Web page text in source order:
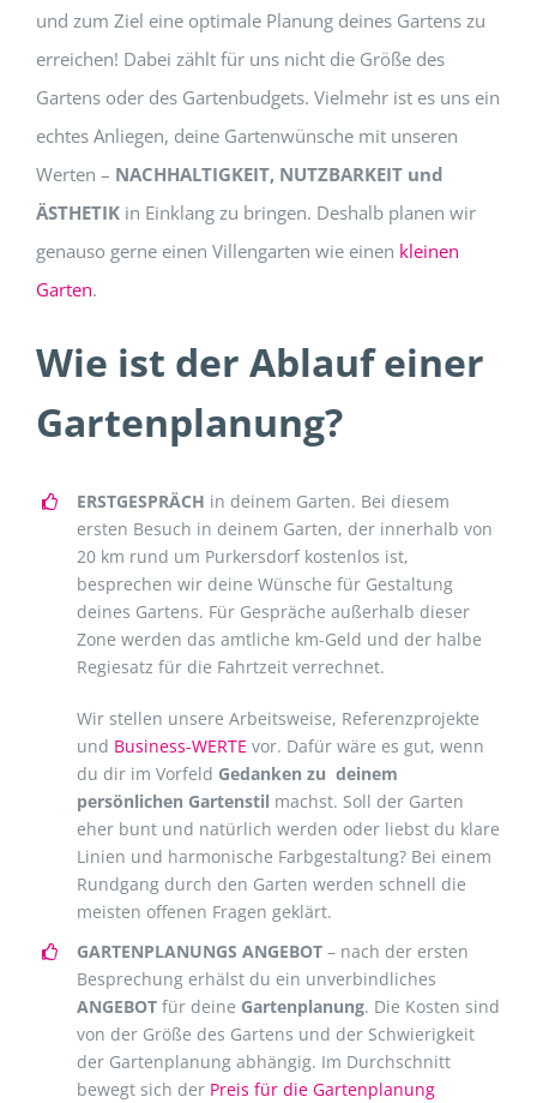
und zum Ziel eine optimale Planung deines Gartens zu
erreichen! Dabei zählt für uns nicht die Größe des
Gartens oder des Gartenbudgets. Vielmehr ist es uns ein
echtes Anliegen, deine Gartenwünsche mit unseren
Werten – NACHHALTIGKEIT, NUTZBARKEIT und
ÄSTHETIKin Einklang zu bringen. Deshalb planen wir
genauso gerne einen Villengarten wie einen kleinen
Garten.
Wie ist der Ablauf einer
Gartenplanung?
ERSTGESPRÄCH in deinem Garten. Bei diesem
ersten Besuch in deinem Garten, der innerhalb von
20 km rund um Purkersdorf kostenlos ist,
besprechen wir deine Wünsche für Gestaltung
deines Gartens. Für Gespräche außerhalb dieser
Zone werden das amtliche km-Geld und der halbe
Regiesatz für die Fahrtzeit verrechnet.
Wir stellen unsere Arbeitsweise, Referenzprojekte
und Business-WERTE vor. Dafür wäre es gut, wenn
du dir im Vorfeld Gedanken zu deinem
persönlichen Gartenstil machst. Soll der Garten
eher bunt und natürlich werden oder liebst du klare
Linien und harmonische Farbgestaltung? Bei einem
Rundgang durch den Garten werden schnell die
meisten offenen Fragen geklärt.
GARTENPLANUNGS ANGEBOT– nach der ersten
Besprechung erhälst du ein unverbindliches
ANGEBOTfür deine Gartenplanung. Die Kosten sind
von der Größe des Gartens und der Schwierigkeit
der Gartenplanung abhängig. Im Durchschnitt
bewegt sich der Preis für die Gartenplanung